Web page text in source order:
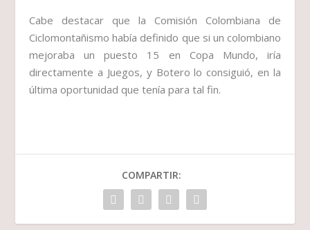
Cabe destacar que la Comisión Colombiana de
Ciclomontañismo había definido que si un colombiano
mejoraba un puesto 15 en Copa Mundo, iría
directamente a Juegos, y Botero lo consiguió, en la
última oportunidad que tenía para tal fin.
COMPARTIR: